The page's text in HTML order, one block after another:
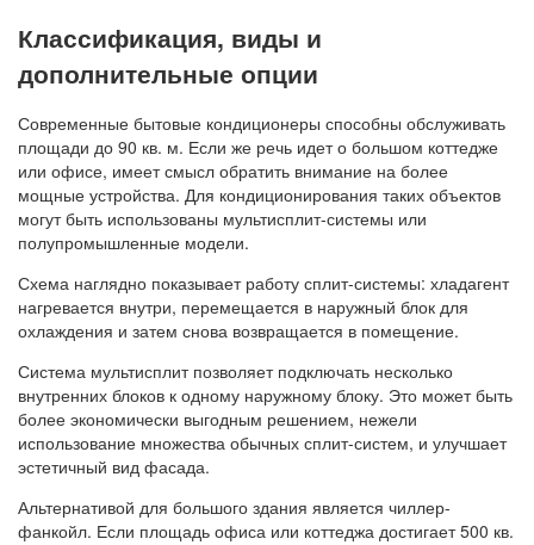
Классификация, виды и
дополнительные опции
Современные бытовые кондиционеры способны обслуживать
площади до 90 кв. м. Если же речь идет о большом коттедже
или офисе, имеет смысл обратить внимание на более
мощные устройства. Для кондиционирования таких объектов
могут быть использованы мультисплит-системы или
полупромышленные модели.
Схема наглядно показывает работу сплит-системы: хладагент
нагревается внутри, перемещается в наружный блок для
охлаждения и затем снова возвращается в помещение.
Система мультисплит позволяет подключать несколько
внутренних блоков к одному наружному блоку. Это может быть
более экономически выгодным решением, нежели
использование множества обычных сплит-систем, и улучшает
эстетичный вид фасада.
Альтернативой для большого здания является чиллер-
фанкойл. Если площадь офиса или коттеджа достигает 500 кв.